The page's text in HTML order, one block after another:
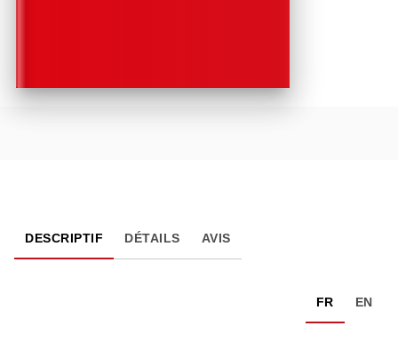
DESCRIPTIF DÉTAILS AVIS
FR EN